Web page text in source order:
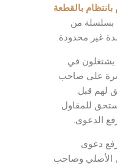
بالقطعة
بسلسلة من
غير محدودة.
على صاحب
لهم قبل
للمقاول
الدعوى.
دعوى
الأصلي وصاحب